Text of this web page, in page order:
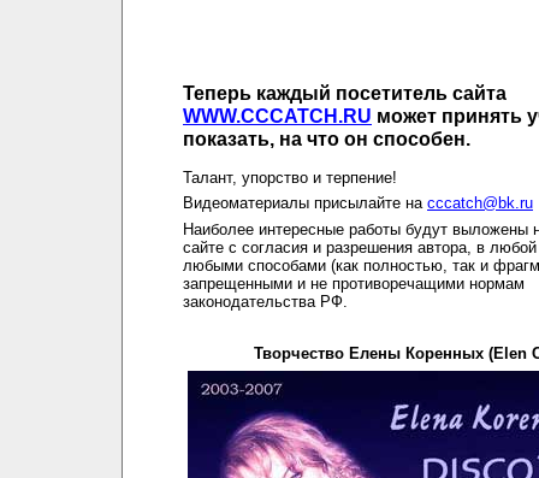
Теперь каждый посетитель сайта
WWW.CCCATCH.RU может принять
показать, на что он способен.
Талант, упорство и терпение!
Видеоматериалы присылайте на cccatch@bk.ru
Наиболее интересные работы будут выложены
сайте с согласия и разрешения автора, в
любыми способами (как полностью, так и
запрещенными и не противоречащими нормам
законодательства РФ.
Творчество Елены Коренных (Elen